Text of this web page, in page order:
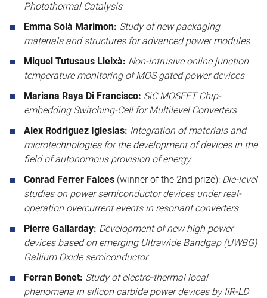
Photothermal Catalysis
Emma Solà Marimon: Study of new packaging
materials and structures for advanced power modules
Miquel Tutusaus Lleixà: Non-intrusive online junction
temperature monitoring of MOS gated power devices
Mariana Raya Di Francisco: SiC MOSFET Chip-
embedding Switching-Cell for Multilevel Converters
Alex Rodriguez Iglesias: Integration of materials and
microtechnologies for the development of devices in the
field of autonomous provision of energy
Conrad Ferrer Falces (winner of the 2nd prize): Die-level
studies on power semiconductor devices under real-
operation overcurrent events in resonant converters
Pierre Gallarday: Development of new high power
devices based on emerging Ultrawide Bandgap (UWBG)
Gallium Oxide semiconductor
Ferran Bonet: Study of electro-thermal local
phenomena in silicon carbide power devices by IIR-LD